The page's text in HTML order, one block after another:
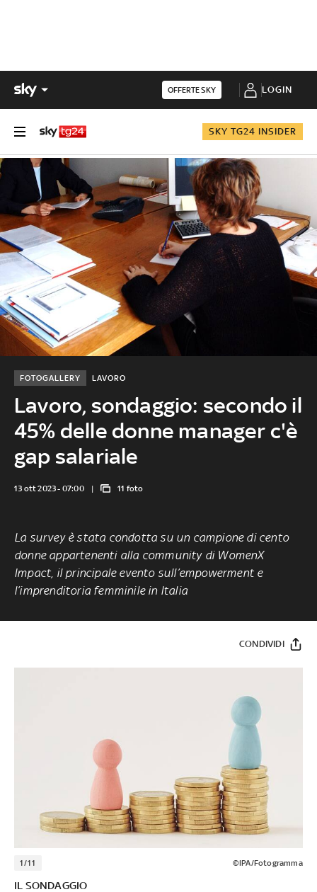
OFFERTE SKY LOGIN
SKY TG24 INSIDER
Lavoro, sondaggio: secondo il
45% delle donne manager c'è
gap salariale
LAVORO
FOTOGALLERY
13 ott 2023 - 07:00 11 foto
La survey è stata condotta su un campione di cento
donne appartenenti alla community di WomenX
Impact, il principale evento sull’empowerment e
l’imprenditoria femminile in Italia
CONDIVIDI
1/11 ©IPA/Fotogramma
IL SONDAGGIO